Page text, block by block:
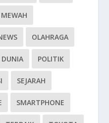
OLAHRAGA
DUNIA POLITIK
SEJARAH
SMARTPHONE